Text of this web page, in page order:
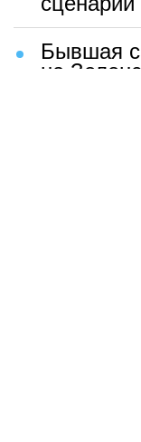
Бывшая
на